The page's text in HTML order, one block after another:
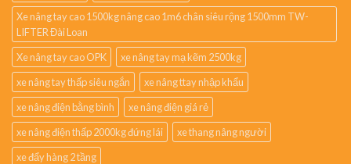
Xe nâng tay cao 1500kg nâng cao 1m6 chân siêu rộng 1500mm TW-
LIFTER Đài Loan
Xe nâng tay cao OPK
xe nâng tay mạ kẽm 2500kg
xe nâng tay thấp siêu ngắn
xe nâng ttay nhập khẩu
xe nâng điện bằng bình
xe nâng điện giá rẻ
xe nâng điện thấp 2000kg đứng lái
xe thang nâng người
xe đẩy hàng 2 tầng